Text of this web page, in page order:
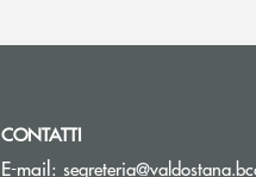
CONTATTI
E-mail: